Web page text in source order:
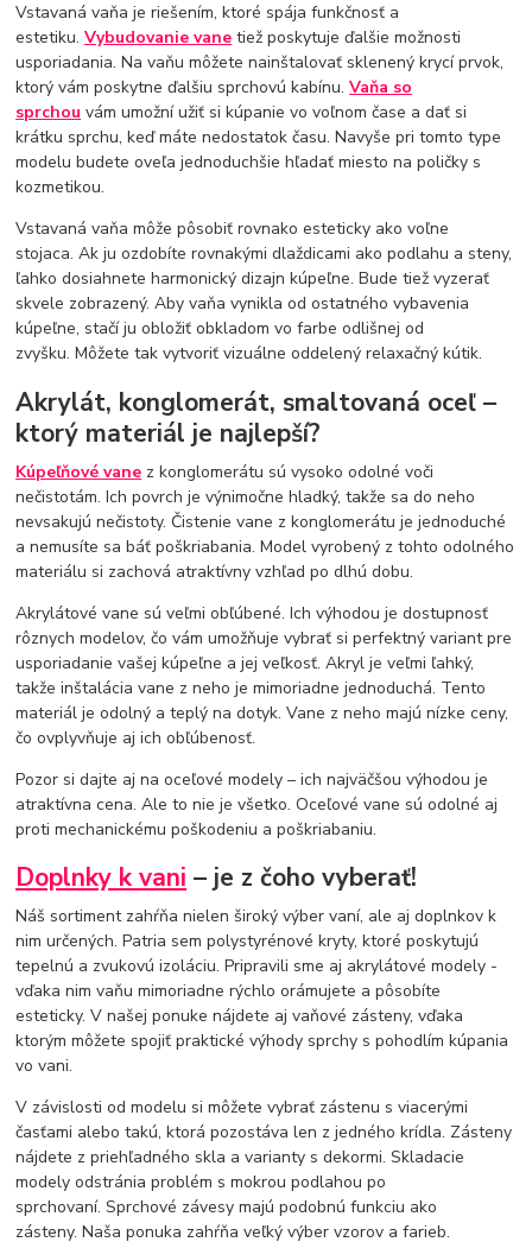
Vstavaná vaňa je riešením, ktoré spája funkčnosť a
estetiku.Vybudovanie vane tiež poskytuje ďalšie možnosti
usporiadania. Na vaňu môžete nainštalovať sklenený krycí prvok,
ktorý vám poskytne ďalšiu sprchovú kabínu.Vaňa so
sprchou vám umožní užiť si kúpanie vo voľnom čase a dať si
krátku sprchu, keď máte nedostatok času. Navyše pri tomto type
modelu budete oveľa jednoduchšie hľadať miesto na poličky s
kozmetikou.
Vstavaná vaňa môže pôsobiť rovnako esteticky ako voľne
stojaca. Ak ju ozdobíte rovnakými dlaždicami ako podlahu a steny,
ľahko dosiahnete harmonický dizajn kúpeľne. Bude tiež vyzerať
skvele zobrazený. Aby vaňa vynikla od ostatného vybavenia
kúpeľne, stačí ju obložiť obkladom vo farbe odlišnej od
zvyšku. Môžete tak vytvoriť vizuálne oddelený relaxačný kútik.
Akrylát, konglomerát, smaltovaná oceľ –
ktorý materiál je najlepší?
Kúpeľňové vane z konglomerátu sú vysoko odolné voči
nečistotám. Ich povrch je výnimočne hladký, takže sa do neho
nevsakujú nečistoty. Čistenie vane z konglomerátu je jednoduché
a nemusíte sa báť poškriabania. Model vyrobený z tohto odolného
materiálu si zachová atraktívny vzhľad po dlhú dobu.
Akrylátové vane sú veľmi obľúbené. Ich výhodou je dostupnosť
rôznych modelov, čo vám umožňuje vybrať si perfektný variant pre
usporiadanie vašej kúpeľne a jej veľkosť. Akryl je veľmi ľahký,
takže inštalácia vane z neho je mimoriadne jednoduchá. Tento
materiál je odolný a teplý na dotyk. Vane z neho majú nízke ceny,
čo ovplyvňuje aj ich obľúbenosť.
Pozor si dajte aj na oceľové modely – ich najväčšou výhodou je
atraktívna cena. Ale to nie je všetko. Oceľové vane sú odolné aj
proti mechanickému poškodeniu a poškriabaniu.
Doplnky k vani – je z čoho vyberať!
Náš sortiment zahŕňa nielen široký výber vaní, ale aj doplnkov k
nim určených. Patria sem polystyrénové kryty, ktoré poskytujú
tepelnú a zvukovú izoláciu. Pripravili sme aj akrylátové modely -
vďaka nim vaňu mimoriadne rýchlo orámujete a pôsobíte
esteticky. V našej ponuke nájdete aj vaňové zásteny, vďaka
ktorým môžete spojiť praktické výhody sprchy s pohodlím kúpania
vo vani.
V závislosti od modelu si môžete vybrať zástenu s viacerými
časťami alebo takú, ktorá pozostáva len z jedného krídla. Zásteny
nájdete z priehľadného skla a varianty s dekormi. Skladacie
modely odstránia problém s mokrou podlahou po
sprchovaní. Sprchové závesy majú podobnú funkciu ako
zásteny. Naša ponuka zahŕňa veľký výber vzorov a farieb.